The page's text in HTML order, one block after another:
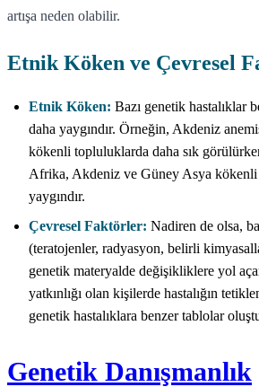
artışa neden olabilir.
Etnik Köken ve Çevresel
Etnik Köken: Bazı genetik hastalıklar
daha yaygındır. Örneğin, Akdeniz
kökenli topluluklarda daha sık
Afrika, Akdeniz ve Güney Asya kökenli
yaygındır.
Çevresel Faktörler: Nadiren de olsa,
(teratojenler, radyasyon, belirli
genetik materyalde değişikliklere yol
yatkınlığı olan kişilerde hastalığın
genetik hastalıklara benzer tablolar
Genetik Danışmanlık